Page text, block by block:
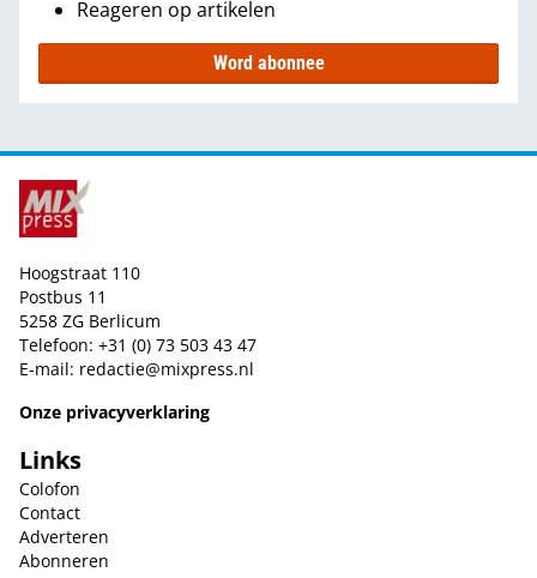
Reageren op artikelen
Word abonnee
Hoogstraat 110
Postbus 11
5258 ZG Berlicum
Telefoon: +31 (0) 73 503 43 47
E-mail: redactie@mixpress.nl
Onze privacyverklaring
Links
Colofon
Contact
Adverteren
Abonneren